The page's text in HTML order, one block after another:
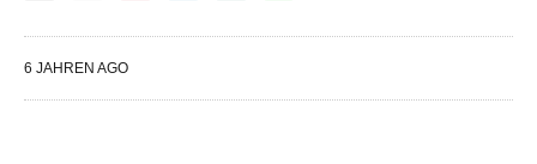
6 JAHREN AGO